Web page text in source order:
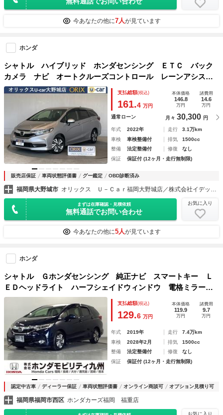
今あなたの他に7人が見ています
ホンダ
シャトル ハイブリッド ホンダセンシング ＥＴＣ バック
カメラ ナビ オートクルーズコントロール レーンアシス
ト 衝突被害軽減システム オートライト スマートキー 電
動格納ミラー ＡＴ 盗難防止システム 衝突安全ボディ Ａ
ＢＳ ＥＳＣ
支払総額(税込)
161.4 万円
本体価格
146.8
万円
諸費用
14.6
万円
通常ローン 月々 30,300 円
年式 2022年 走行
3.1万km
車検
車検整備付 排気
1500cc
整備
法定整備付 修復
なし
保証
保証付 (12ヶ月・走行無制限)
販売店保証 車両状態評価書 グー鑑定 OBD診断済み
福岡県大野城市
まずは在庫確認・見積依頼
無料通話でお問い合わせ
お気に入り
今あなたの他に5人が見ています
ホンダ
シャトル Ｇホンダセンシング 純正ナビ スマートキー Ｌ
ＥＤヘッドライト ハーフシェイドウィンドウ 電格ミラー
バックモニター 両席エアバック サイドカーテンエアバッ
ク 車線逸脱防止 エアバッグ ＥＴＣ付き パワーウィンド
支払総額(税込)
129.6 万円
本体価格
119.9
万円
諸費用
9.7
万円
年式 2019年 走行
7.4万km
車検
2028年2月 排気
1500cc
整備
法定整備付 修復
なし
保証
保証付 (12ヶ月・走行無制限)
認定中古車 ディーラー保証 車両状態評価書 オンライン商談可 オプション見積り可
福岡県福岡市西区 ホンダカーズ福岡 福重店
お気に入り